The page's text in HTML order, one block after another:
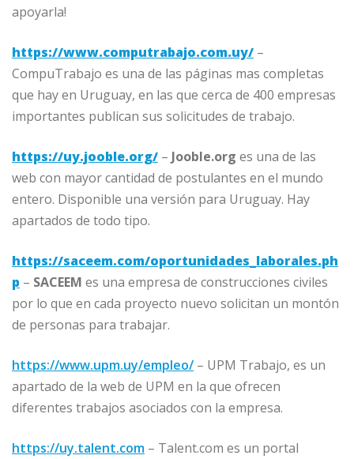
apoyarla!
https://www.computrabajo.com.uy/ –
CompuTrabajo es una de las páginas mas completas
que hay en Uruguay, en las que cerca de 400 empresas
importantes publican sus solicitudes de trabajo.
https://uy.jooble.org/ – Jooble.org es una de las
web con mayor cantidad de postulantes en el mundo
entero. Disponible una versión para Uruguay. Hay
apartados de todo tipo.
https://saceem.com/oportunidades_laborales.ph
p – SACEEM es una empresa de construcciones civiles
por lo que en cada proyecto nuevo solicitan un montón
de personas para trabajar.
https://www.upm.uy/empleo/ – UPM Trabajo, es un
apartado de la web de UPM en la que ofrecen
diferentes trabajos asociados con la empresa.
https://uy.talent.com – Talent.com es un portal